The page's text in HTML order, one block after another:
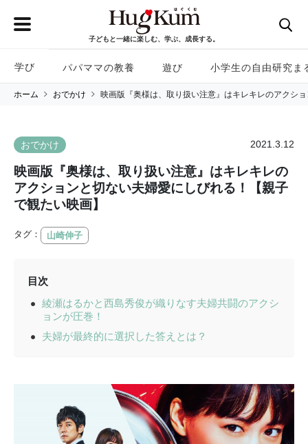
子どもと一緒に楽しむ、学ぶ、成長する。
学び パパママの教養 遊び 小学生の自由研究ま
ホーム おでかけ 映画版『奥様は、取り扱い注意』はキレキレのアクシ
おでかけ 2021.3.12
映画版『奥様は、取り扱い注意』はキレキレの
アクションと切ない夫婦愛にしびれる！【親子
で観たい映画】
タグ： 山崎伸子
目次
綾瀬はるかと西島秀俊が織りなす夫婦共闘のアクシ
ョンが圧巻！
夫婦が最終的に選択した答えとは？